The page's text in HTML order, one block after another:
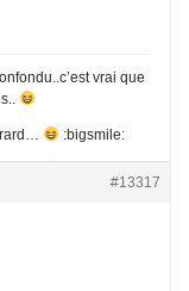
vrai que
:bigsmile:
#13317